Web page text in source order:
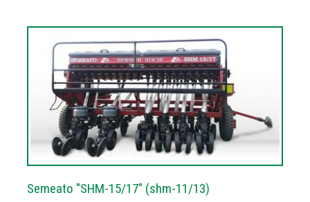
Semeato "SHM-15/17" (shm-11/13)